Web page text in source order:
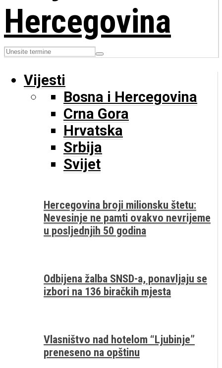
Vijesti
Bosna i Hercegovina
Crna Gora
Hrvatska
Srbija
Svijet
Hercegovina broji milionsku štetu:
Nevesinje ne pamti ovakvo nevrijeme
u posljednjih 50 godina
Odbijena žalba SNSD-a, ponavljaju se
izbori na 136 biračkih mjesta
Vlasništvo nad hotelom “Ljubinje”
preneseno na opštinu